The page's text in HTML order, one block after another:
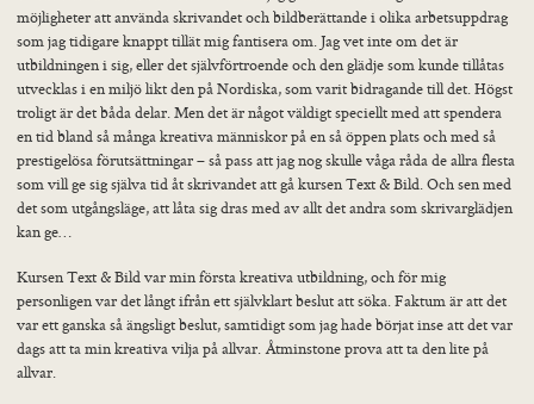
Nordiska deltagare
Kontakt
möjligheter att använda skrivandet och bildberättande i olika arbetsuppdrag
som jag tidigare knappt tillät mig fantisera om. Jag vet inte om det är
utbildningen i sig, eller det självförtroende och den glädje som kunde tillåtas
utvecklas i en miljö likt den på Nordiska, som varit bidragande till det. Högst
troligt är det båda delar. Men det är något väldigt speciellt med att spendera
en tid bland så många kreativa människor på en så öppen plats och med så
prestigelösa förutsättningar – så pass att jag nog skulle våga råda de allra flesta
som vill ge sig själva tid åt skrivandet att gå kursen Text & Bild. Och sen med
det som utgångsläge, att låta sig dras med av allt det andra som skrivarglädjen
kan ge…
Kursen Text & Bild var min första kreativa utbildning, och för mig
personligen var det långt ifrån ett självklart beslut att söka. Faktum är att det
var ett ganska så ängsligt beslut, samtidigt som jag hade börjat inse att det var
dags att ta min kreativa vilja på allvar. Åtminstone prova att ta den lite på
allvar.